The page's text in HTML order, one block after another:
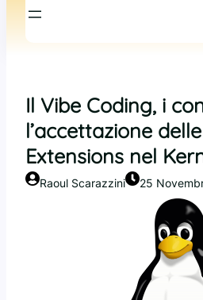
Il Vibe Coding, i
l’accettazione
Extensions nel
Raoul Scarazzini 25